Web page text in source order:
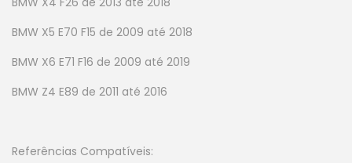
BMW X5 E70 F15 de 2009 até 2018
BMW X6 E71 F16 de 2009 até 2019
BMW Z4 E89 de 2011 até 2016
Referências Compatíveis: